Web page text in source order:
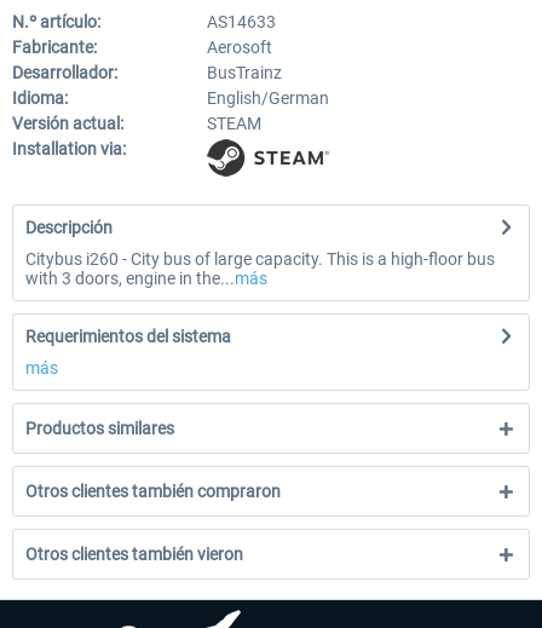
N.º artículo:
AS14633
Fabricante:
Aerosoft
Desarrollador:
BusTrainz
Idioma:
English/German
Versión actual:
STEAM
Installation via:
Descripción
Citybus i260 - City bus of large capacity. This is a high-floor bus
with 3 doors, engine in the...más
Requerimientos del sistema
más
Productos similares
Otros clientes también compraron
Otros clientes también vieron